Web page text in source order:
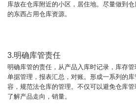
库放在仓库附近的小区，居住地。尽量做到
的东西占用仓库资源。
3.明确库管责任
明确库管的责任，从产品入库时记录，库存
单据管理，报表汇总，对账。形成一系列的
容，规范法仓库的管理。不仅可以避免仓库
了解产品走向，销量。